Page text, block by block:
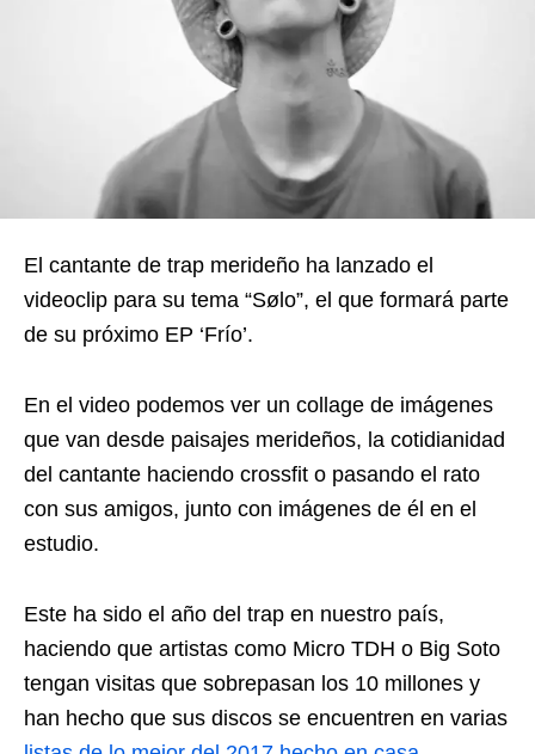
El cantante de trap merideño ha lanzado el
videoclip para su tema “Sølo”, el que formará parte
de su próximo EP ‘Frío’.
En el video podemos ver un collage de imágenes
que van desde paisajes merideños, la cotidianidad
del cantante haciendo crossfit o pasando el rato
con sus amigos, junto con imágenes de él en el
estudio.
Este ha sido el año del trap en nuestro país,
haciendo que artistas como Micro TDH o Big Soto
tengan visitas que sobrepasan los 10 millones y
han hecho que sus discos se encuentren en varias